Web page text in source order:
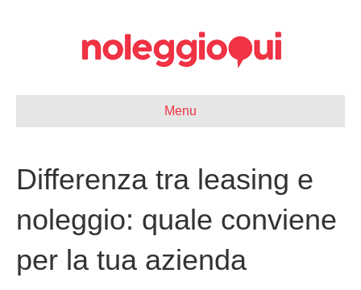
Menu
Differenza tra leasing e
noleggio: quale conviene
per la tua azienda